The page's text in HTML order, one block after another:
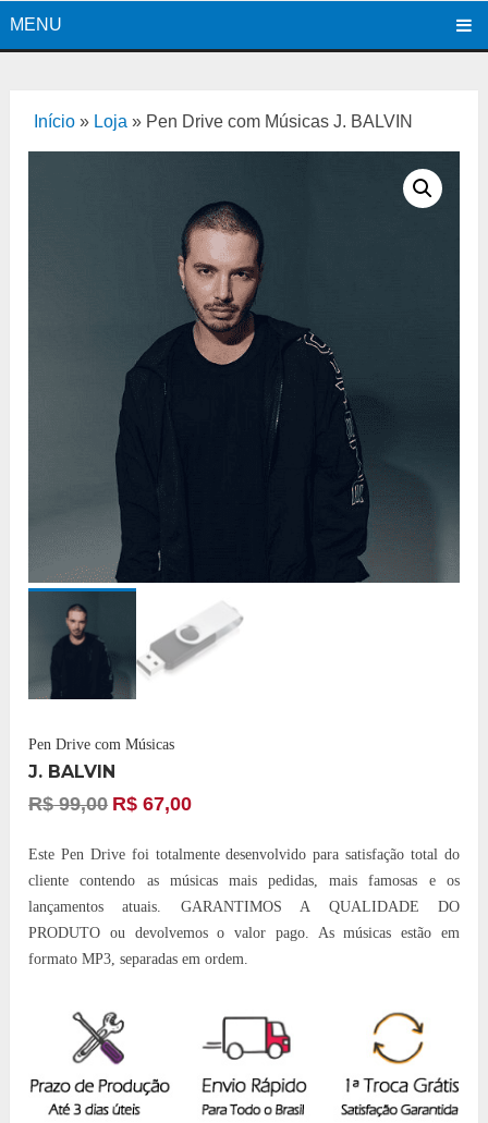
MENU
Início » Loja » Pen Drive com Músicas J. BALVIN
Pen Drive com Músicas
J. BALVIN
R$99,00 R$ 67,00
Este Pen Drive foi totalmente desenvolvido para satisfação total do
cliente contendo as músicas mais pedidas, mais famosas e os
lançamentos atuais. GARANTIMOS A QUALIDADE DO
PRODUTO ou devolvemos o valor pago. As músicas estão em
formato MP3, separadas em ordem.